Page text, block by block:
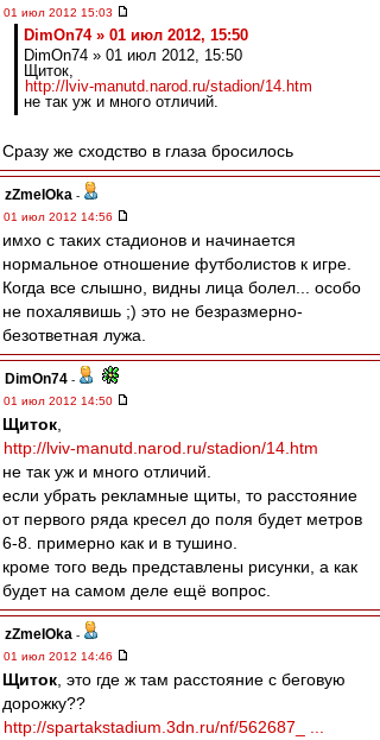
01 июл 2012 15:03
DimOn74 » 01 июл 2012, 15:50
DimOn74 » 01 июл 2012, 15:50
Щиток,
http://lviv-manutd.narod.ru/stadion/14.htm
не так уж и много отличий.
Сразу же сходство в глаза бросилось
zZmeIOka -
01 июл 2012 14:56
имхо с таких стадионов и начинается
нормальное отношение футболистов к игре.
Когда все слышно, видны лица болел... особо
не похалявишь ;) это не безразмерно-
безответная лужа.
DimOn74 -
01 июл 2012 14:50
Щиток
http://lviv-manutd.narod.ru/stadion/14.htm
не так уж и много отличий.
если убрать рекламные щиты, то расстояние
от первого ряда кресел до поля будет метров
6-8. примерно как и в тушино.
кроме того ведь представлены рисунки, а как
будет на самом деле ещё вопрос.
zZmeIOka -
01 июл 2012 14:46
Щиток , это где ж там расстояние с беговую
дорожку??
http://spartakstadium.3dn.ru/nf/562687_ ...